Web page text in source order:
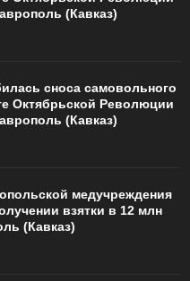
(Кавказ)
сноса самовольного
Октябрьской Революции
(Кавказ)
медучреждения
взятки в 12 млн
(Кавказ)